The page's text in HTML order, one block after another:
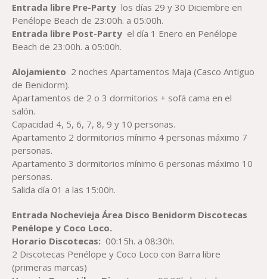
Entrada libre Pre-Party los días 29 y 30 Diciembre en
Penélope Beach de 23:00h. a 05:00h.
Entrada libre Post-Party el día 1 Enero en Penélope
Beach de 23:00h. a 05:00h.
Alojamiento 2 noches Apartamentos Maja (Casco Antiguo
de Benidorm).
Apartamentos de 2 o 3 dormitorios + sofá cama en el
salón.
Capacidad 4, 5, 6, 7, 8, 9 y 10 personas.
Apartamento 2 dormitorios mínimo 4 personas máximo 7
personas.
Apartamento 3 dormitorios mínimo 6 personas máximo 10
personas.
Salida día 01 a las 15:00h.
Entrada Nochevieja Área Disco Benidorm Discotecas
Penélope y Coco Loco.
Horario Discotecas: 00:15h. a 08:30h.
2 Discotecas Penélope y Coco Loco con Barra libre
(primeras marcas)